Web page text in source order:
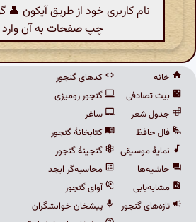
نام کاربری خود از طریق آیکون
چپ صفحات به آن
خانه
بیت تصادفی
جدول شعر
فال حافظ
نمایهٔ موسیقی
حاشیه‌ها
مشابه‌یابی
تازه‌های گنجور
کدهای گنجور
گنجور رومیزی
ساغر
کتابخانهٔ گنجور
گنجینهٔ گنجور
محاسبه‌گر ابجد
آوای گنجور
پیشخان خوانشگران